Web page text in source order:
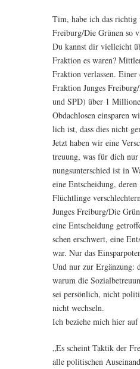
Tim, habe ich das rich­tig
Freiburg/Die Grü­nen so
Du kannst dir viel­leicht
Frak­ti­on es waren?
Frak­ti­on ver­las­sen. Einer
Frak­ti­on Jun­ges
und SPD) über 1
Obdach­lo­sen ein­spa­ren
lich ist, dass dies nicht
Jetzt haben wir eine
treu­ung, was für dich
nungs­un­ter­schied ist in
eine Ent­schei­dung,
Flücht­lin­ge
Jun­ges Freiburg/Die
eine Ent­schei­dung
schen erschwert, eine
war. Nur das
Und nur zur Ergän­zung:
war­um die
sei per­sön­lich, nicht
nicht wechseln.
Ich bezie­he mich hier
„Es scheint Tak­tik der
alle poli­ti­schen